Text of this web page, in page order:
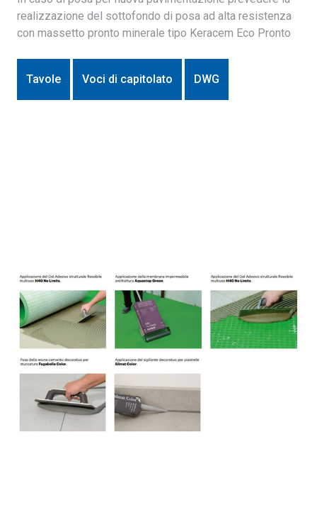
realizzazione del sottofondo di posa ad alta resistenza
con massetto pronto minerale tipo Keracem Eco Pronto
Tavole Voci di capitolato DWG